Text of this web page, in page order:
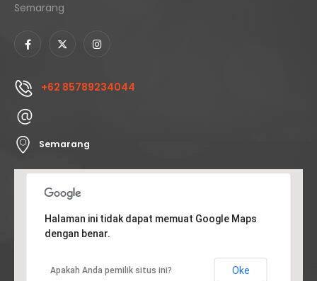
Semarang
+62 85789234044
Semarang
Halaman ini tidak dapat memuat Google Maps
dengan benar.
Apakah Anda pemilik situs ini? Oke